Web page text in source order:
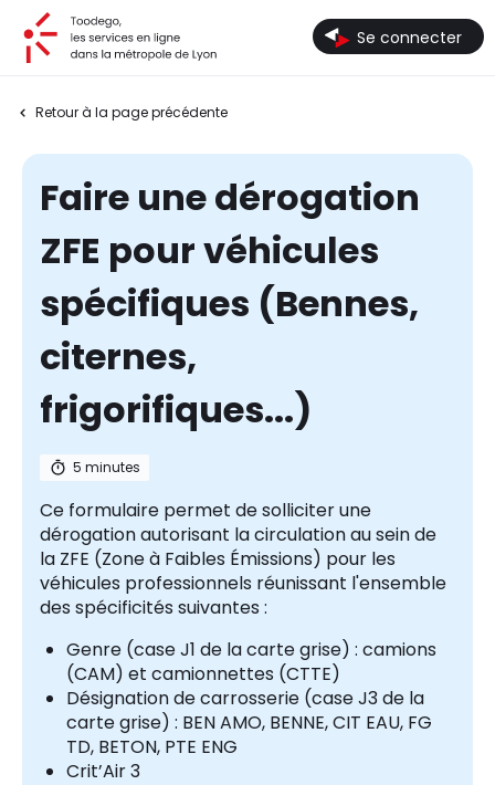
Se connecter
Retour à la page précédente
Faire une dérogation
ZFE pour véhicules
spécifiques (Bennes,
citernes,
frigorifiques...)
5 minutes
Ce formulaire permet de solliciter une
dérogation autorisant la circulation au sein de
la ZFE (Zone à Faibles Émissions) pour les
véhicules professionnels réunissant l'ensemble
des spécificités suivantes :
Genre (case J1 de la carte grise) : camions
(CAM) et camionnettes (CTTE)
Désignation de carrosserie (case J3 de la
carte grise) : BEN AMO, BENNE, CIT EAU, FG
TD, BETON, PTE ENG
Crit’Air 3